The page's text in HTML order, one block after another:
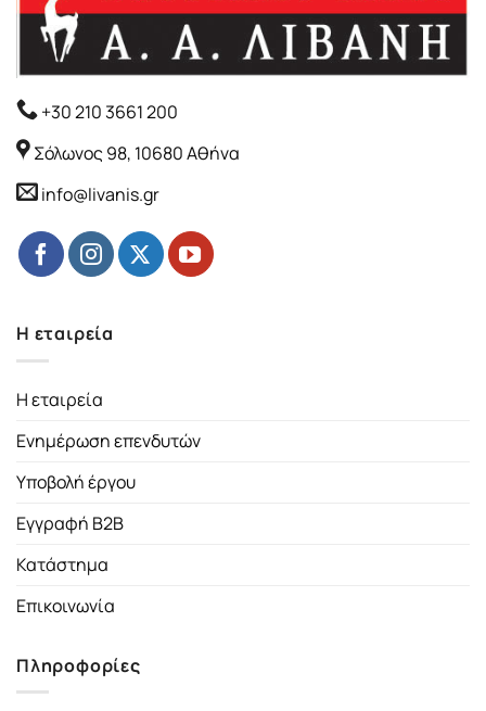
+30 210 3661 200
Σόλωνος 98, 10680 Αθήνα
info@livanis.gr
Η εταιρεία
Η εταιρεία
Ενημέρωση επενδυτών
Υποβολή έργου
Εγγραφή B2B
Κατάστημα
Επικοινωνία
Πληροφορίες